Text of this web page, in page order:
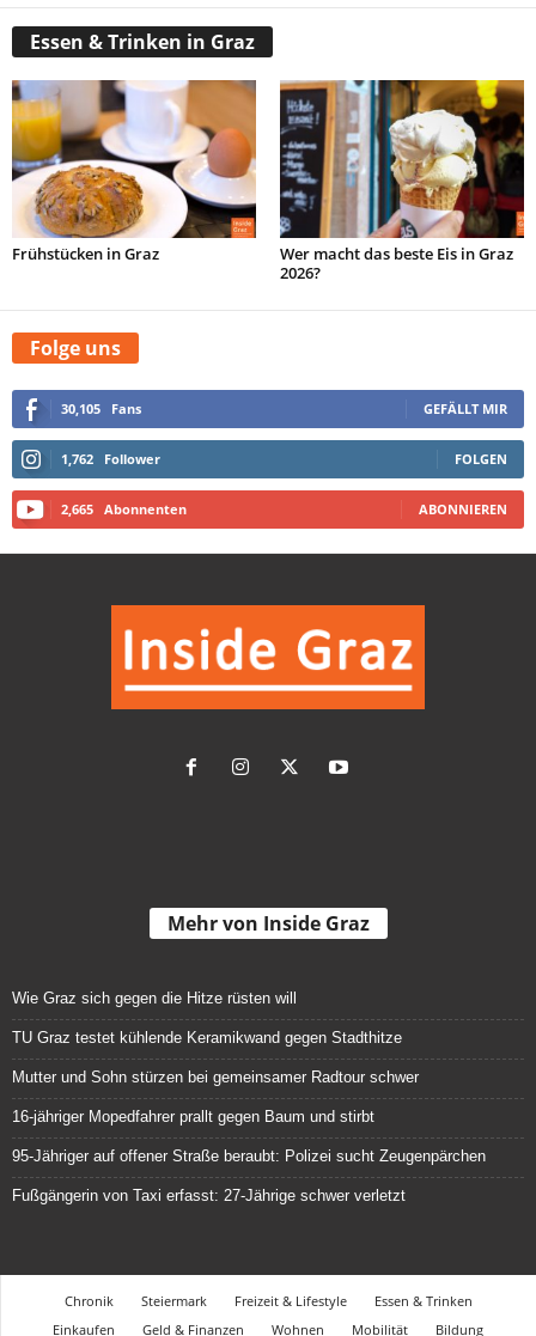
Essen & Trinken in Graz
Frühstücken in Graz
Wer macht das beste Eis in Graz
2026?
Folge uns
30,105 Fans GEFÄLLT MIR
1,762 Follower FOLGEN
2,665 Abonnenten ABONNIEREN
Mehr von Inside Graz
Wie Graz sich gegen die Hitze rüsten will
TU Graz testet kühlende Keramikwand gegen Stadthitze
Mutter und Sohn stürzen bei gemeinsamer Radtour schwer
16-jähriger Mopedfahrer prallt gegen Baum und stirbt
95-Jähriger auf offener Straße beraubt: Polizei sucht Zeugenpärchen
Fußgängerin von Taxi erfasst: 27-Jährige schwer verletzt
Chronik Steiermark Freizeit & Lifestyle
Essen & Trinken
Einkaufen
Geld & Finanzen Wohnen Mobilität Bildung